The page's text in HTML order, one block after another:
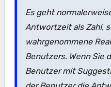
Es geht
Antwortzeit als Zahl,
wahrgenommene
Benutzers. Wenn Sie
Benutzer mit